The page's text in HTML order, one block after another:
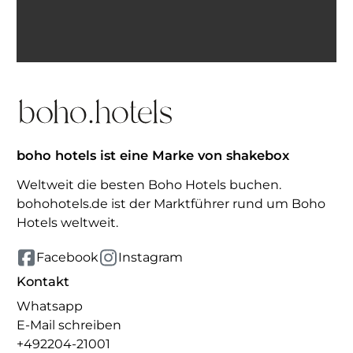
boho hotels ist eine Marke von shakebox
Weltweit die besten Boho Hotels buchen.
bohohotels.de ist der Marktführer rund um Boho
Hotels weltweit.
Facebook Instagram
Kontakt
Whatsapp
E-Mail schreiben
+492204-21001